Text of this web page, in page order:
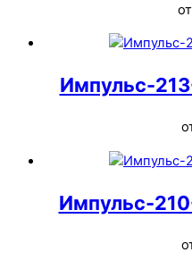
от
Импульс-
Импульс-